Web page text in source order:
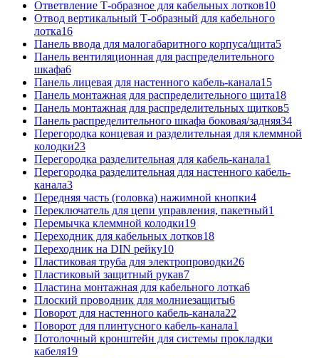
Ответвление Т-образное для кабельных лотков10
Отвод вертикальный Т-образный для кабельного
лотка16
Панель ввода для малогабаритного корпуса/щита5
Панель вентиляционная для распределительного
шкафа6
Панель лицевая для настенного кабель-канала15
Панель монтажная для распределительного щита18
Панель монтажная для распределительных щитков5
Панель распределительного шкафа боковая/задняя34
Перегородка концевая и разделительная для клеммной
колодки23
Перегородка разделительная для кабель-канала1
Перегородка разделительная для настенного кабель-
канала3
Передняя часть (головка) нажимной кнопки4
Переключатель для цепи управления, пакетный1
Перемычка клеммной колодки19
Переходник для кабельных лотков18
Переходник на DIN рейку10
Пластиковая труба для электропроводки26
Пластиковый защитный рукав7
Пластина монтажная для кабельного лотка6
Плоский проводник для молниезащиты6
Поворот для настенного кабель-канала22
Поворот для плинтусного кабель-канала1
Потолочный кронштейн для системы прокладки
кабеля19